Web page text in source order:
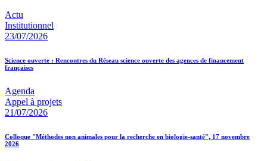
Actu
Institutionnel
23/07/2026
Science ouverte : Rencontres du Réseau science ouverte des agences de financement
françaises
Agenda
Appel à projets
21/07/2026
Colloque "Méthodes non animales pour la recherche en biologie-santé", 17 novembre
2026